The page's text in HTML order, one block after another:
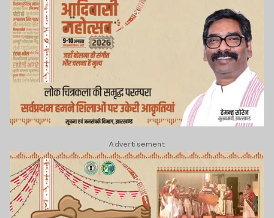
Advertisement